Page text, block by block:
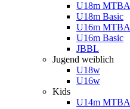
U18m MTBA
U18m Basic
U16m MTBA
U16m Basic
JBBL
Jugend weiblich
U18w
U16w
Kids
U14m MTBA